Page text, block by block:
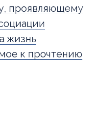
проявляющему
жизнь
к прочтению